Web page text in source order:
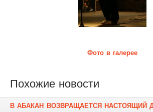
Фото в галерее
Похожие новости
В АБАКАН ВОЗВРАЩАЕТСЯ НАСТОЯЩИЙ